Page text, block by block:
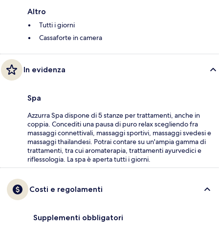
Altro
Tutti i giorni
Cassaforte in camera
In evidenza
Spa
Azzurra Spa dispone di 5 stanze per trattamenti, anche in
coppia. Concediti una pausa di puro relax scegliendo fra
massaggi connettivali, massaggi sportivi, massaggi svedesi e
massaggi thailandesi. Potrai contare su un'ampia gamma di
trattamenti, tra cui aromaterapia, trattamenti ayurvedici e
riflessologia. La spa è aperta tutti i giorni.
Costi e regolamenti
Supplementi obbligatori